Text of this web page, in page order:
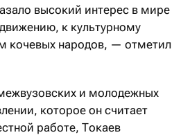
высокий интерес в мире
к культурному
кочевых народов, — отметил
и молодежных
которое он считает
работе, Токаев